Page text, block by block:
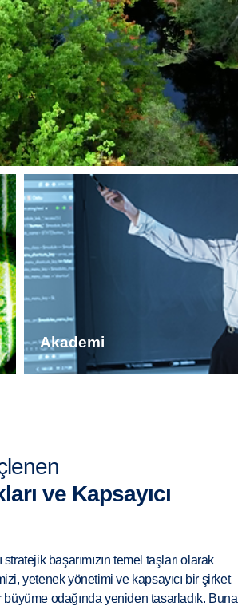
Akademi
ve Kapsayıcı
başarımızın temel taşları olarak
yetenek yönetimi ve kapsayıcı bir şirket
odağında yeniden tasarladık. Buna